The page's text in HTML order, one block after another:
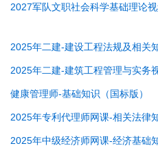
2027军队文职社会科学基础理论
2025年二建-建设工程法规及相关
2025年二建-建筑工程管理与实务
健康管理师-基础知识（国标版）
2025年专利代理师网课-相关法律
2025年中级经济师网课-经济基础